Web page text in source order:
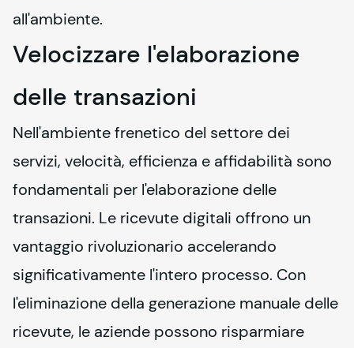
all'ambiente.
Velocizzare l'elaborazione
delle transazioni
Nell'ambiente frenetico del settore dei
servizi, velocità, efficienza e affidabilità sono
fondamentali per l'elaborazione delle
transazioni. Le ricevute digitali offrono un
vantaggio rivoluzionario accelerando
significativamente l'intero processo. Con
l'eliminazione della generazione manuale delle
ricevute, le aziende possono risparmiare